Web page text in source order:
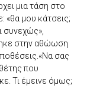
μια τάση στο
«θα μου κάτσεις;
συνεχώς»,
στην αθώωση
σας
που
Τι έμεινε όμως;